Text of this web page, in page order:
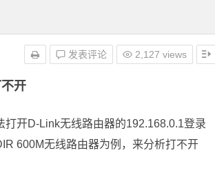
开
发表评论 2,127 views
开D-Link无线路由器的192.168.0.1登录
600M无线路由器为例，来分析打不开